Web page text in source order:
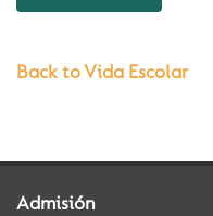
Back to Vida Escolar
Admisión